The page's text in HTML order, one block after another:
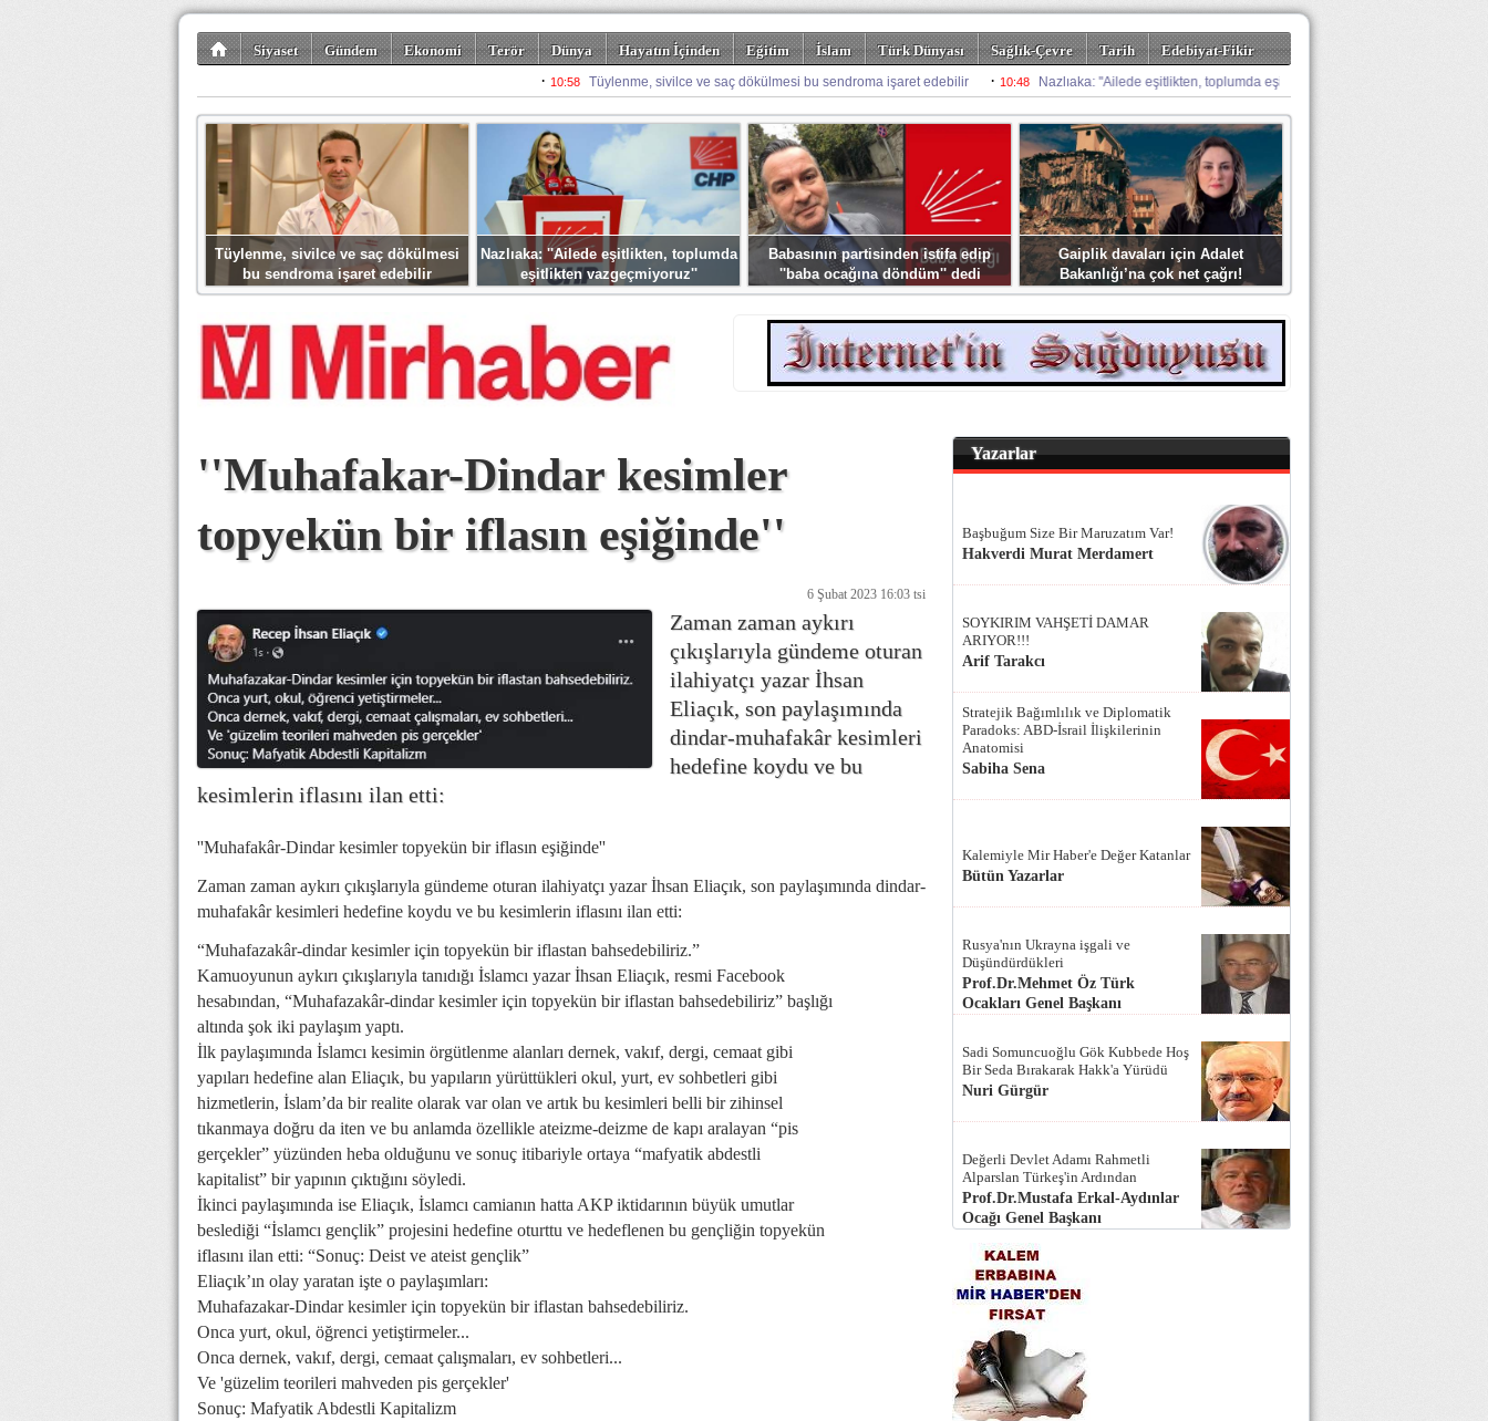
Siyaset Gündem Ekonomi Terör Dünya Hayatın İçinden Eğitim İslam Türk Dünyası Sağlık-Çevre Tarih
Edebiyat-Fikir
Spor Misafir Kalem Foto Galeriler
Tüylenme, sivilce ve saç dökülmesi
bu sendroma işaret edebilir
Nazlıaka: ''Ailede eşitlikten, toplumda
eşitlikten vazgeçmiyoruz''
Babasının partisinden istifa edip
''baba ocağına döndüm'' dedi
Gaiplik davaları için Adalet
Bakanlığı’na çok net çağrı!
''Muhafakar-Dindar kesimler
topyekün bir iflasın eşiğinde''
6 Şubat 2023 16:03 tsi
Zaman zaman aykırı
çıkışlarıyla gündeme oturan
ilahiyatçı yazar İhsan
Eliaçık, son paylaşımında
dindar-muhafakâr kesimleri
hedefine koydu ve bu
kesimlerin iflasını ilan etti:
''Muhafakâr-Dindar kesimler topyekün bir iflasın eşiğinde''
Zaman zaman aykırı çıkışlarıyla gündeme oturan ilahiyatçı yazar İhsan Eliaçık, son paylaşımında dindar-
muhafakâr kesimleri hedefine koydu ve bu kesimlerin iflasını ilan etti:
“Muhafazakâr-dindar kesimler için topyekün bir iflastan bahsedebiliriz.”
Kamuoyunun aykırı çıkışlarıyla tanıdığı İslamcı yazar İhsan Eliaçık, resmi Facebook
hesabından, “Muhafazakâr-dindar kesimler için topyekün bir iflastan bahsedebiliriz” başlığı
altında şok iki paylaşım yaptı.
İlk paylaşımında İslamcı kesimin örgütlenme alanları dernek, vakıf, dergi, cemaat gibi
yapıları hedefine alan Eliaçık, bu yapıların yürüttükleri okul, yurt, ev sohbetleri gibi
hizmetlerin, İslam’da bir realite olarak var olan ve artık bu kesimleri belli bir zihinsel
tıkanmaya doğru da iten ve bu anlamda özellikle ateizme-deizme de kapı aralayan “pis
gerçekler” yüzünden heba olduğunu ve sonuç itibariyle ortaya “mafyatik abdestli
kapitalist” bir yapının çıktığını söyledi.
İkinci paylaşımında ise Eliaçık, İslamcı camianın hatta AKP iktidarının büyük umutlar
beslediği “İslamcı gençlik” projesini hedefine oturttu ve hedeflenen bu gençliğin topyekün
iflasını ilan etti: “Sonuç: Deist ve ateist gençlik”
Eliaçık’ın olay yaratan işte o paylaşımları:
Muhafazakar-Dindar kesimler için topyekün bir iflastan bahsedebiliriz.
Onca yurt, okul, öğrenci yetiştirmeler...
Onca dernek, vakıf, dergi, cemaat çalışmaları, ev sohbetleri...
Ve 'güzelim teorileri mahveden pis gerçekler'
Sonuç: Mafyatik Abdestli Kapitalizm
Yazarlar
Başbuğum Size Bir Maruzatım Var!
Hakverdi Murat Merdamert
SOYKIRIM VAHŞETİ DAMAR
ARIYOR!!!
Arif Tarakcı
Stratejik Bağımlılık ve Diplomatik
Paradoks: ABD-İsrail İlişkilerinin
Anatomisi
Sabiha Sena
Kalemiyle Mir Haber'e Değer Katanlar
Bütün Yazarlar
Rusya'nın Ukrayna işgali ve
Düşündürdükleri
Prof.Dr.Mehmet Öz Türk
Ocakları Genel Başkanı
Sadi Somuncuoğlu Gök Kubbede Hoş
Bir Seda Bırakarak Hakk'a Yürüdü
Nuri Gürgür
Değerli Devlet Adamı Rahmetli
Alparslan Türkeş'in Ardından
Prof.Dr.Mustafa Erkal-Aydınlar
Ocağı Genel Başkanı